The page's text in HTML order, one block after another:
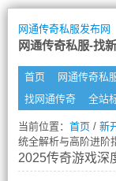
网通传奇私服发布网
网通传奇私服-找
首页 网通传奇私
找网通传奇
全站
当前位置： 首页/ 新
统全解析与高阶进阶
2025传奇游戏深